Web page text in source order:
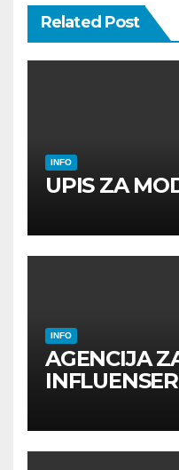
Related Post
INFO
UPIS ZA
INFO
AGENCIJA